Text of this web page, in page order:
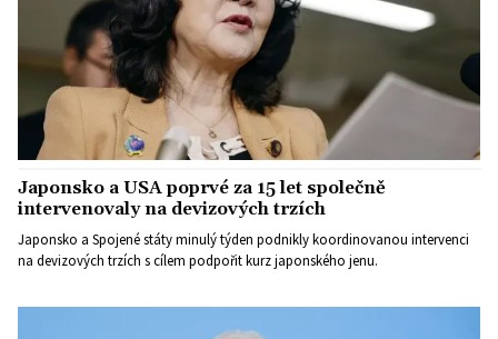
Japonsko a USA poprvé za 15 let společně
intervenovaly na devizových trzích
Japonsko a Spojené státy minulý týden podnikly koordinovanou intervenci
na devizových trzích s cílem podpořit kurz japonského jenu.